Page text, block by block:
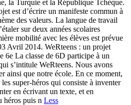
la Turquie et la République Tchèque.
est d’écrire un manifeste commun à
des valeurs. La langue de travail
sur deux années scolaires
mobilité avec les élèves est prévue
Avril 2014. WeRteens : un projet
6e La classe de 6D participe à un
s’intitule WeRteens. Nous avons
ainsi que notre école. En ce moment,
super-héros qui consiste à inventer
en écrivant un texte, et en
héros puis n Less